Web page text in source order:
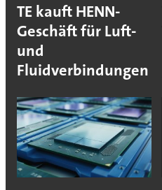
TE kauft HENN-
Geschäft für Luft-
und
Fluidverbindungen